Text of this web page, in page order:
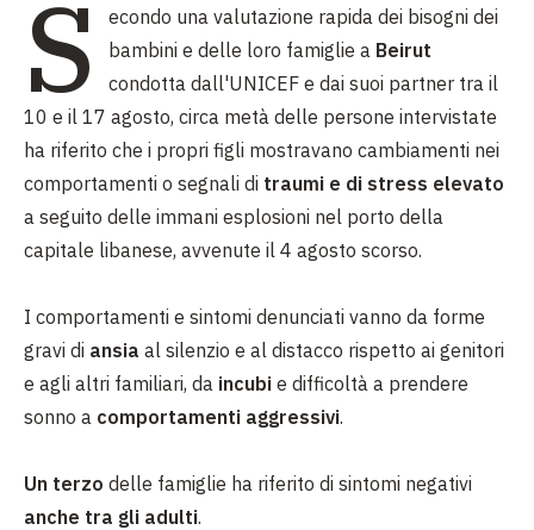
S
econdo una valutazione rapida dei bisogni dei
bambini e delle loro famiglie a Beirut
condotta dall'UNICEF e dai suoi partner tra il
10 e il 17 agosto, circa metà delle persone intervistate
ha riferito che i propri figli mostravano cambiamenti nei
comportamenti o segnali di traumi e di stress elevato
a seguito delle immani esplosioni nel porto della
capitale libanese, avvenute il 4 agosto scorso.
I comportamenti e sintomi denunciati vanno da forme
gravi di ansia al silenzio e al distacco rispetto ai genitori
e agli altri familiari, da incubi e difficoltà a prendere
sonno a comportamenti aggressivi.
Un terzo delle famiglie ha riferito di sintomi negativi
anche tra gli adulti.